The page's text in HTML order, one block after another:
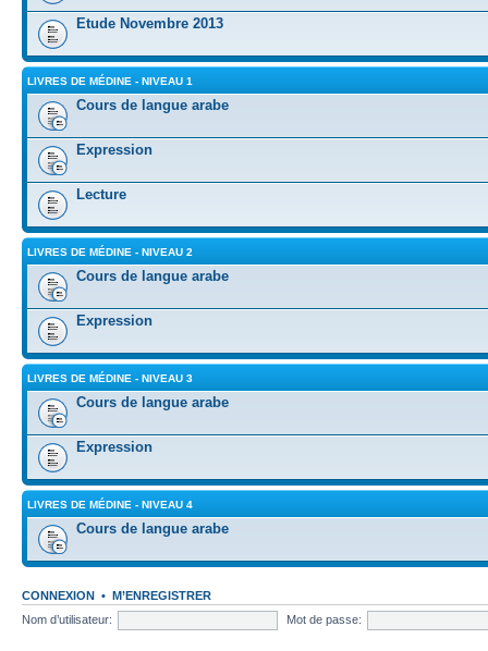
Etude Novembre 2013
LIVRES DE MÉDINE - NIVEAU 1
Cours de langue arabe
Expression
Lecture
LIVRES DE MÉDINE - NIVEAU 2
Cours de langue arabe
Expression
LIVRES DE MÉDINE - NIVEAU 3
Cours de langue arabe
Expression
LIVRES DE MÉDINE - NIVEAU 4
Cours de langue arabe
CONNEXION • M’ENREGISTRER
Nom d’utilisateur:
Mot de passe: